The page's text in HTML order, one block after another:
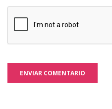
ENVIAR COMENTARIO